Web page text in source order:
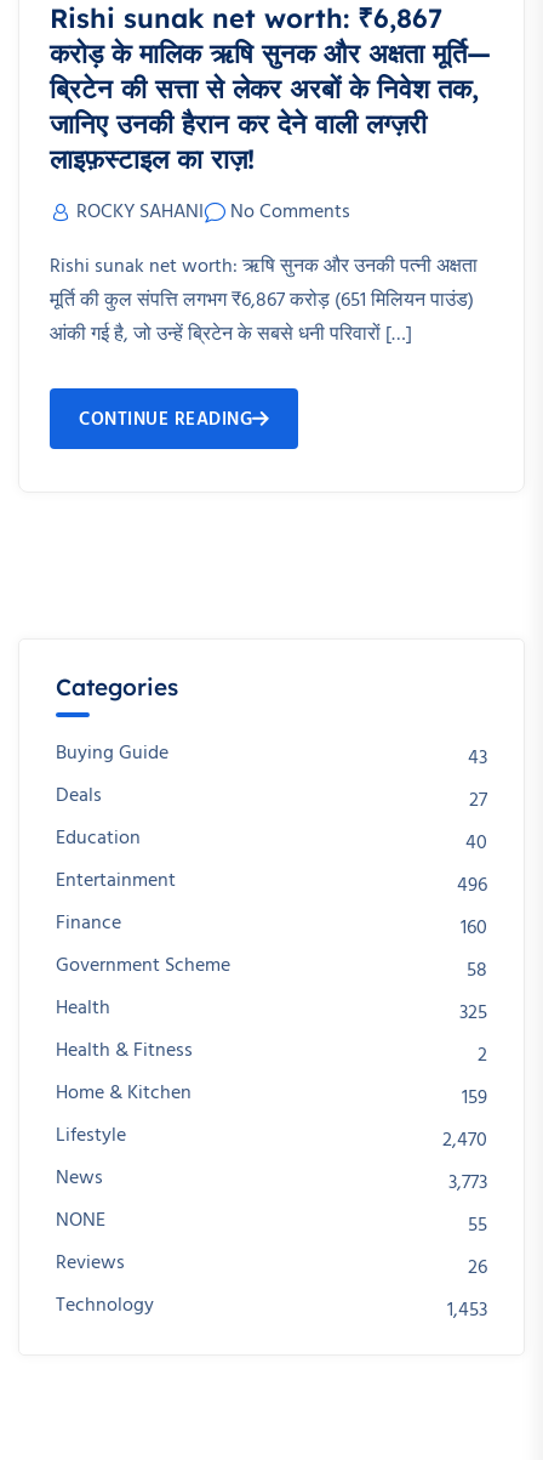
Rishi sunak net worth: ₹6,867
करोड़ के मालिक ऋषि सुनक और अक्षता मूर्ति—
ब्रिटेन की सत्ता से लेकर अरबों के निवेश तक,
जानिए उनकी हैरान कर देने वाली लग्ज़री
लाइफ़स्टाइल का राज़!
ROCKY SAHANI
No Comments
Rishi sunak net worth: ऋषि सुनक और उनकी पत्नी अक्षता
मूर्ति की कुल संपत्ति लगभग ₹6,867 करोड़ (651 मिलियन पाउंड)
आंकी गई है, जो उन्हें ब्रिटेन के सबसे धनी परिवारों […]
CONTINUE READING
Categories
Buying Guide
43
Deals
27
Education
40
Entertainment
496
Finance
160
Government Scheme
58
Health
325
Health & Fitness
2
Home & Kitchen
159
Lifestyle
2,470
News
3,773
NONE
55
Reviews
26
Technology
1,453